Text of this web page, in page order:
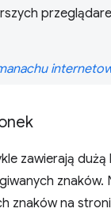
zawierają dużą
znaków.
znaków na